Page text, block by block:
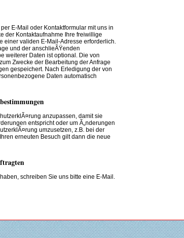
E-Mail oder Kontaktformular mit uns in
der Kontaktaufnahme Ihre freiwillige
einer validen E-Mail-Adresse erforderlich.
und der anschlieÃŸenden
weiterer Daten ist optional. Die von
Zwecke der Bearbeitung der Anfrage
gespeichert. Nach Erledigung der von
Daten automatisch
anzupassen, damit sie
entspricht oder um Ã„nderungen
umzusetzen, z.B. bei der
erneuten Besuch gilt dann die neue
schreiben Sie uns bitte eine E-Mail.